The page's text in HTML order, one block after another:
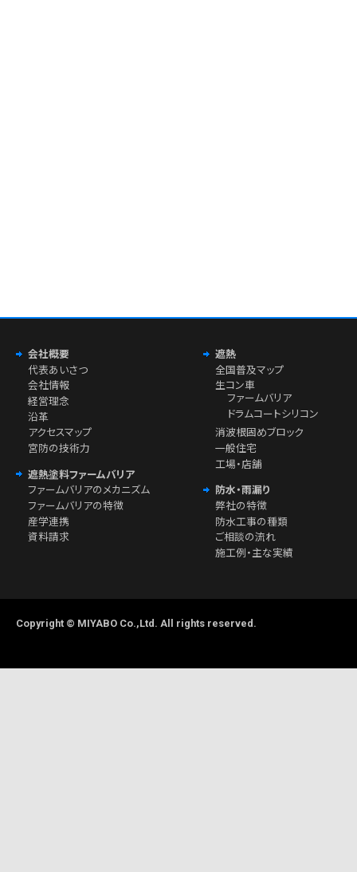
会社概要
代表あいさつ
会社情報
経営理念
沿革
アクセスマップ
宮防の技術力
遮熱塗料ファームバリア
ファームバリアのメカニズム
ファームバリアの特徴
産学連携
資料請求
遮熱
全国普及マップ
生コン車
ファームバリア
ドラムコートシリコン
消波根固めブロック
一般住宅
工場・店舗
防水・雨漏り
弊社の特徴
防水工事の種類
ご相談の流れ
施工例・主な実績
Copyright © MIYABO Co.,Ltd. All rights reserved.